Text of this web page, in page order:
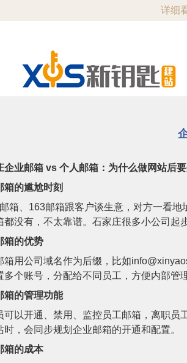
详细
企业邮箱 vs 个人邮箱：为什么做网站后
箱的尴尬时刻
箱、163邮箱跟客户谈生意，对方一看
都没有，不太靠谱。石家庄很多小公司起
箱的优势
箱用公司域名作为后缀，比如
多个账号，分配给不同员工，方便内部管
箱的管理功能
可以开通、禁用、监控员工邮箱，离职员
时，会同步规划企业邮箱的开通和配置。
箱的成本